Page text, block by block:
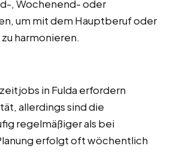
, Wochenend- oder
um mit dem Hauptberuf oder
harmonieren.
in Fulda erfordern
allerdings sind die
regelmäßiger als bei
erfolgt oft wöchentlich